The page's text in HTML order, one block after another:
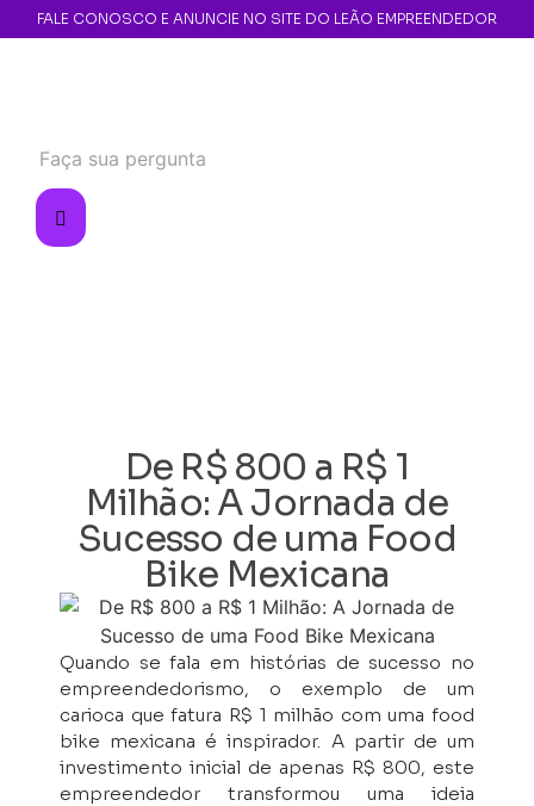
FALE CONOSCO E ANUNCIE NO SITE DO LEÃO EMPREENDEDOR
De R$ 800 a R$ 1
Milhão: A Jornada de
Sucesso de uma Food
Bike Mexicana
Quando se fala em histórias de sucesso no
empreendedorismo, o exemplo de um
carioca que fatura R$ 1 milhão com uma food
bike mexicana é inspirador. A partir de um
investimento inicial de apenas R$ 800, este
empreendedor transformou uma ideia